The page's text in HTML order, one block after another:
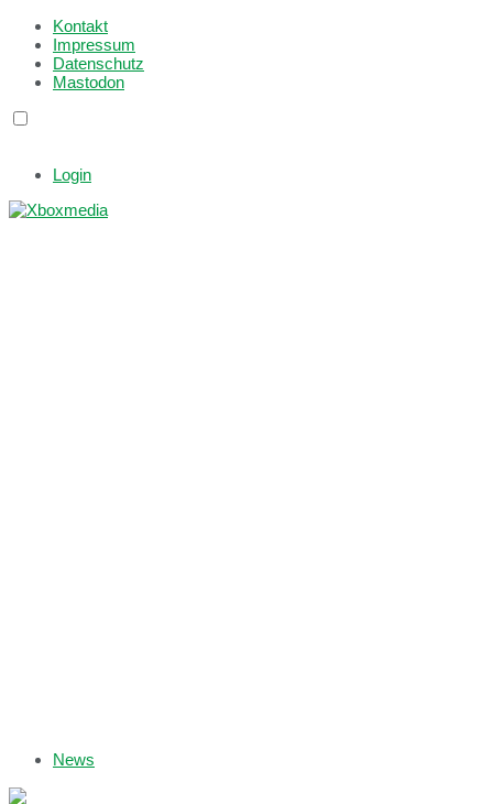
Kontakt
Impressum
Datenschutz
Mastodon
Login
News